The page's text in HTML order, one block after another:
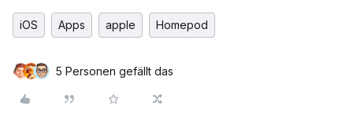
iOS Apps apple Homepod
5 Personen gefällt das